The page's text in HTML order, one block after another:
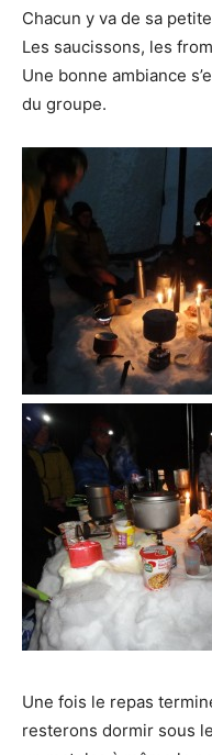
Chacun y va de sa
Les saucissons, les
Une bonne ambiance
du groupe.
Une fois le repas
resterons dormir sous